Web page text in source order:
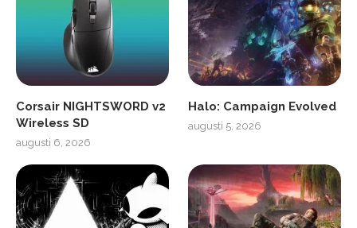
Corsair NIGHTSWORD v2
Wireless SD
augusti 6, 2026
Halo: Campaign Evolved
augusti 5, 2026